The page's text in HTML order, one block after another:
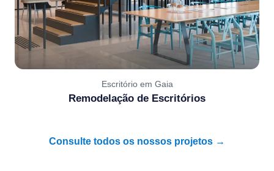
Escritório em Gaia
Remodelação de Escritórios
Consulte todos os nossos projetos →